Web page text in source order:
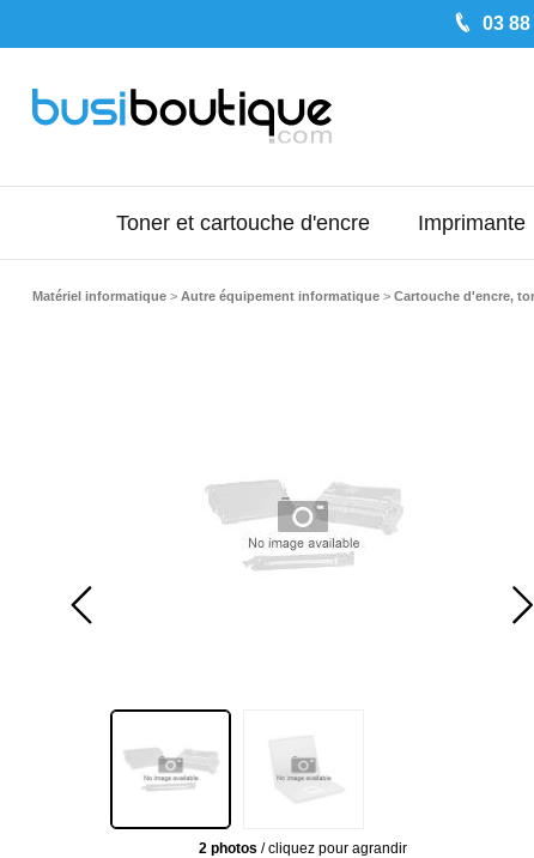
03
Toner et cartouche d'encre Imprimante
Matériel informatique > Autre équipement informatique > Cartouche d'encre,
2 photos / cliquez pour agrandir